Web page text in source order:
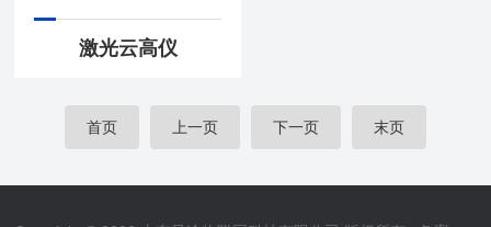
激光云高仪
首页 上一页 下一页 末页